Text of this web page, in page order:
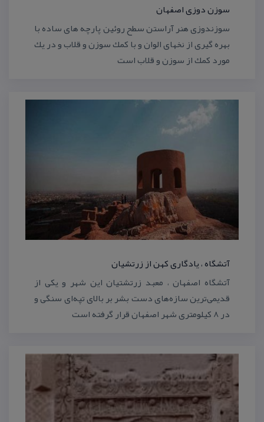
سوزن دوزی اصفهان
سوزندوزی هنر آراستن سطح روئین پارچه های ساده با
بهره گیری از نخهای الوان و با كمك سوزن و قلاب و در یك
مورد كمك از سوزن و قلاب است
آتشگاه ، یادگاری كهن از زرتشیان
آتشگاه اصفهان ، معبد زرتشتیان این شهر و یكی از
قدیمی‌ترین سازه‌های دست بشر بر بالای تپه‌ای سنگی و
در ۸ كیلومتری شهر اصفهان قرار گرفته است